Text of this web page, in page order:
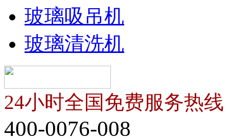
玻璃吸吊机
玻璃清洗机
24小时全国免费服务热线
400-0076-008